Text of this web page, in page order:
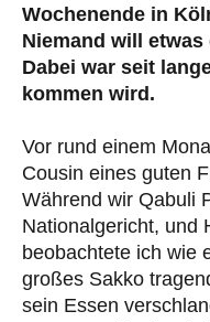
Wochenende in
Niemand will
Dabei war seit
kommen wird.
Vor rund einem
Cousin eines guten
Während wir Qabuli
Nationalgericht, und
beobachtete ich wie
großes Sakko
sein Essen